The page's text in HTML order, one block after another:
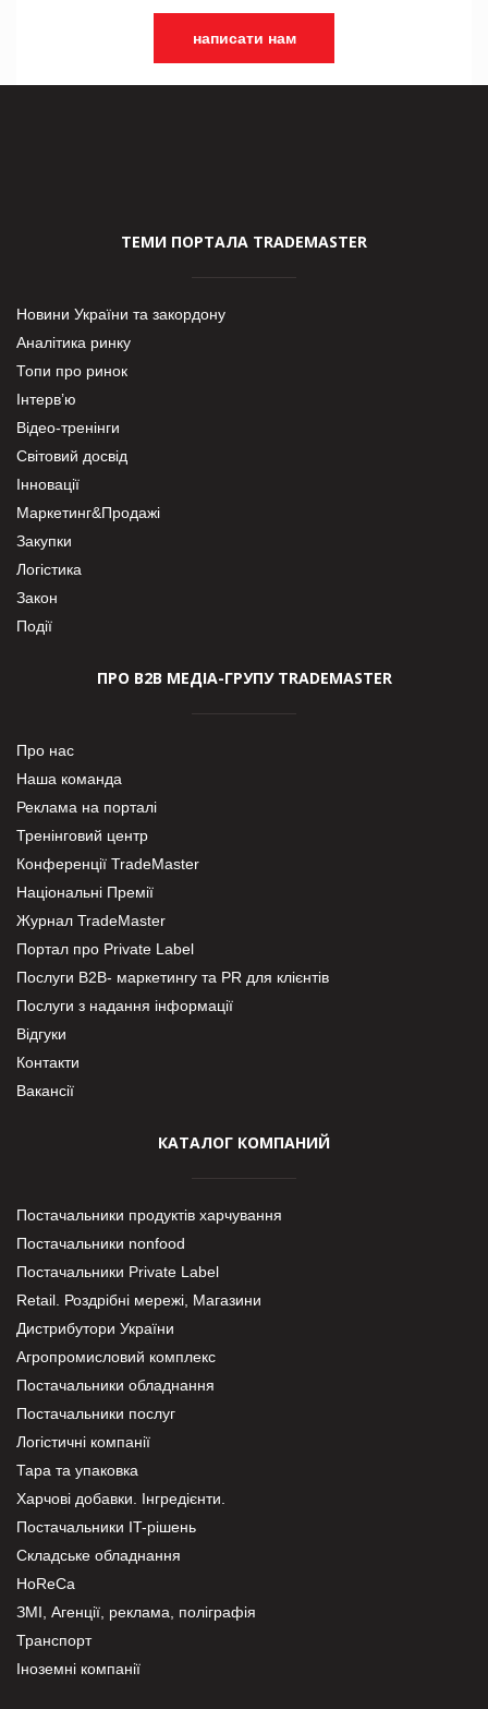
написати нам
ТЕМИ ПОРТАЛА TRADEMASTER
Новини України та закордону
Аналітика ринку
Топи про ринок
Інтерв’ю
Відео-тренінги
Світовий досвід
Інновації
Маркетинг&Продажі
Закупки
Логістика
Закон
Події
ПРО В2В МЕДІА-ГРУПУ TRADEMASTER
Про нас
Наша команда
Реклама на порталі
Тренінговий центр
Конференції TradeMaster
Національні Премії
Журнал TradeMaster
Портал про Private Label
Послуги В2В- маркетингу та PR для клієнтів
Послуги з надання інформації
Відгуки
Контакти
Вакансії
КАТАЛОГ КОМПАНИЙ
Постачальники продуктів харчування
Постачальники nonfood
Постачальники Private Label
Retail. Роздрібні мережі, Магазини
Дистрибутори України
Агропромисловий комплекс
Постачальники обладнання
Постачальники послуг
Логістичні компанії
Тара та упаковка
Харчові добавки. Інгредієнти.
Постачальники IT-рішень
Складське обладнання
HoReCa
ЗМІ, Агенції, реклама, поліграфія
Транспорт
Іноземні компанії